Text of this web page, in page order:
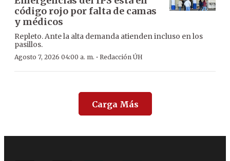
código rojo por falta de camas
y médicos
Repleto. Ante la alta demanda atienden incluso en los
pasillos.
Agosto 7, 2026 04:00 a. m. · Redacción ÚH
Carga Más